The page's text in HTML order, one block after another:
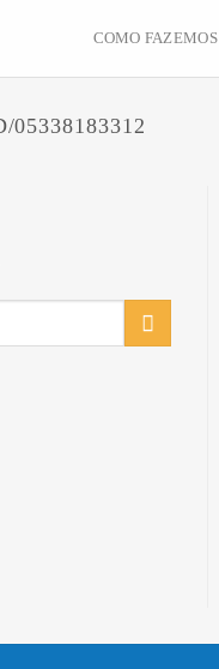
COMO FAZEMOS
05338183312